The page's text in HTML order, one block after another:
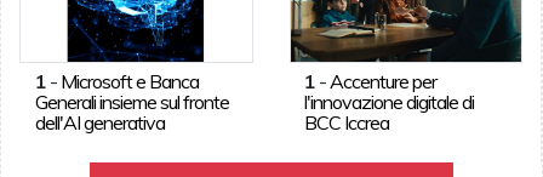
1- Microsoft e Banca
Generali insieme sul fronte
dell'AI generativa
1 - Accenture per
l'innovazione digitale di
BCC Iccrea